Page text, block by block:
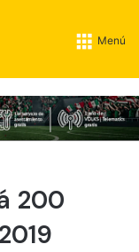
Menú
200